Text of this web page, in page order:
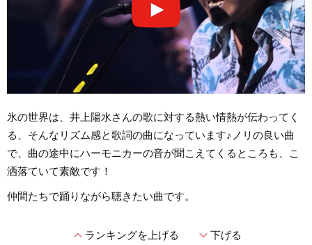
氷の世界は、井上陽水さんの歌に対する熱い情熱が伝わってく
る、そんなリズム感と歌詞の曲になっています♪ノリの良い曲
で、曲の途中にハーモニカーの音が聞こえてくるところも、こ
洒落ていて素敵です！
仲間たちで踊りながら聴きたい曲です。
expand_lessランキングを上げる expand_more下げる